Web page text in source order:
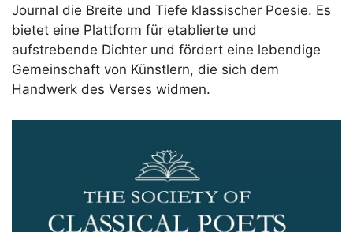
Journal die Breite und Tiefe klassischer Poesie. Es
bietet eine Plattform für etablierte und
aufstrebende Dichter und fördert eine lebendige
Gemeinschaft von Künstlern, die sich dem
Handwerk des Verses widmen.